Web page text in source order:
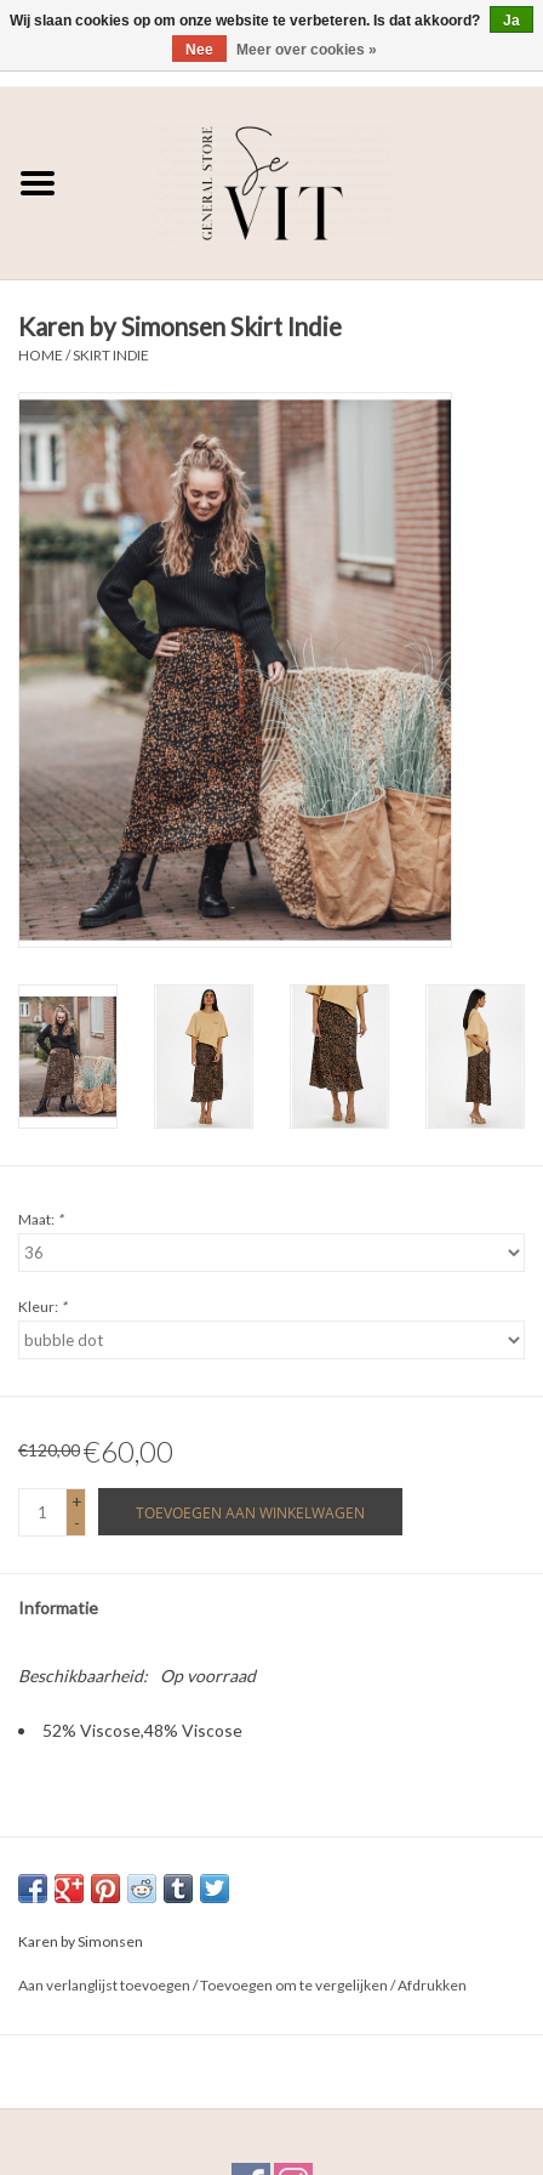
SE VIT
HEREN
SALE DAMES
SALE HEREN
Karen by Simonsen Skirt Indie
HOME /SKIRT INDIE
Maat: *
Kleur: *
€120,00€60,00
+
-
TOEVOEGEN AAN WINKELWAGEN
Informatie
Beschikbaarheid: Op voorraad
52% Viscose,48% Viscose
Karen by Simonsen
Aan verlanglijst toevoegen /Toevoegen om te vergelijken /Afdrukken
Wij slaan cookies op om onze website te verbeteren. Is dat akkoord?
Ja
Nee
Meer over cookies »